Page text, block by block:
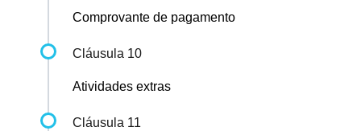
Comprovante de pagamento
Cláusula 10
Atividades extras
Cláusula 11